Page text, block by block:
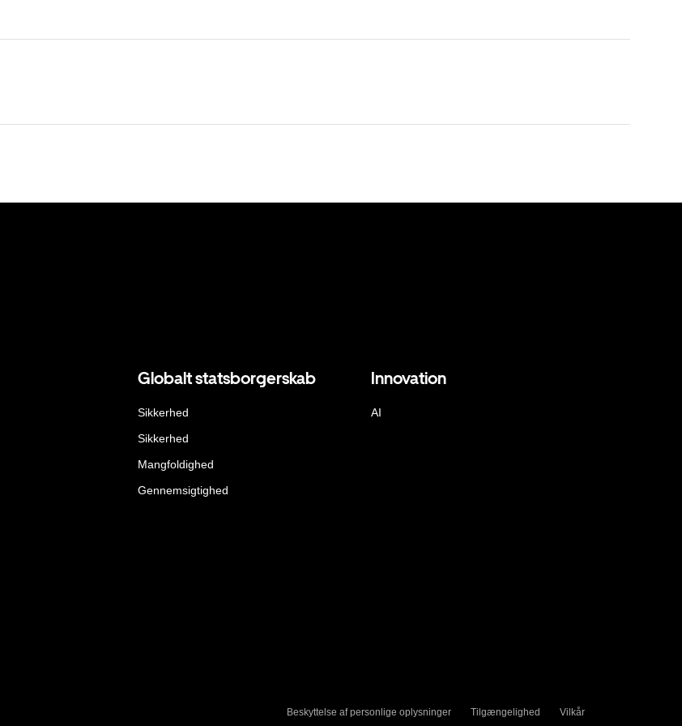
Globalt statsborgerskab
Sikkerhed
Sikkerhed
Mangfoldighed
Gennemsigtighed
Innovation
AI
Beskyttelse af personlige oplysninger Tilgængelighed Vilkår